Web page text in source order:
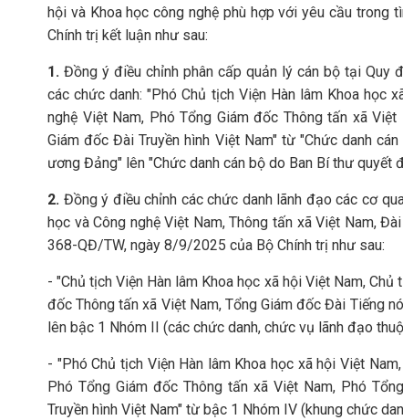
hội và Khoa học công nghệ phù hợp với yêu cầu trong
Chính trị kết luận như sau:
1. Đồng ý điều chỉnh phân cấp quản lý cán bộ tại
các chức danh: "Phó Chủ tịch Viện Hàn lâm Khoa học
nghệ Việt Nam, Phó Tổng Giám đốc Thông tấn xã
Giám đốc Đài Truyền hình Việt Nam" từ "Chức danh
ương Đảng" lên "Chức danh cán bộ do Ban Bí thư quyết
2. Đồng ý điều chỉnh các chức danh lãnh đạo các cơ
học và Công nghệ Việt Nam, Thông tấn xã Việt Nam,
368-QĐ/TW, ngày 8/9/2025 của Bộ Chính trị như sau:
- "Chủ tịch Viện Hàn lâm Khoa học xã hội Việt Nam,
đốc Thông tấn xã Việt Nam, Tổng Giám đốc Đài Tiếng
lên bậc 1 Nhóm II (các chức danh, chức vụ lãnh đạo
- "Phó Chủ tịch Viện Hàn lâm Khoa học xã hội Việt
Phó Tổng Giám đốc Thông tấn xã Việt Nam, Phó
Truyền hình Việt Nam" từ bậc 1 Nhóm IV (khung chức